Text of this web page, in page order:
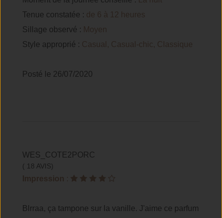
Tenue constatée : de 6 à 12 heures
Sillage observé : Moyen
Style approprié : Casual, Casual-chic, Classique
Posté le 26/07/2020
WES_COTE2PORC
( 18 AVIS)
Impression :
Blrraa, ça tampone sur la vanille. J'aime ce parfum